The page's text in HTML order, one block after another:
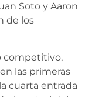
Soto y Aaron
de los
competitivo,
las primeras
cuarta entrada